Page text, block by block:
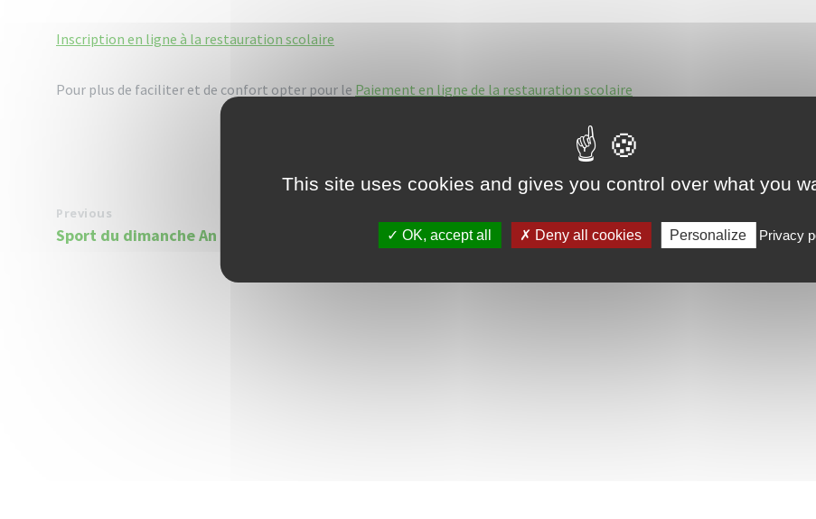
Inscription en ligne à la restauration scolaire
Pour plus de faciliter et de confort opter pour le Paiement en ligne de la restauration scolaire
Previous
Sport du dimanche An ti swe Inscription restauration scolaire
This site uses cookies and gives you control over what you
OK, accept all Deny all cookies Personalize Privacy